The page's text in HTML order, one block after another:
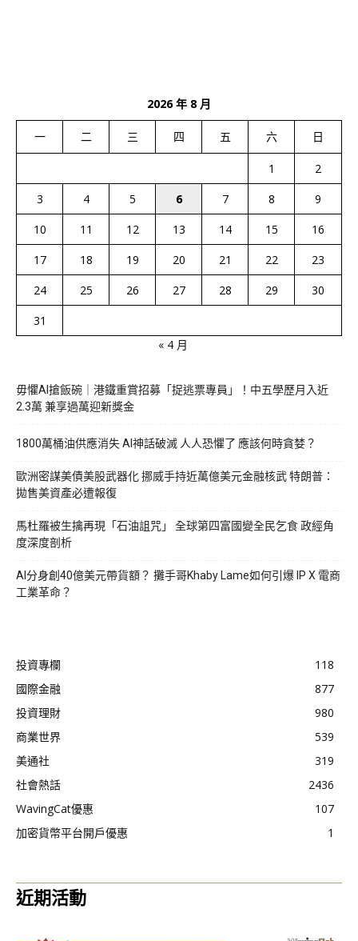
2026 年 8 月
一 二 三 四 五 六 日
1
2
3
4 5 6 7 8
9
10
11 12 13 14 15
16
17
18 19 20 21 22
23
24
25 26 27 28 29
30
31
« 4 月
毋懼AI搶飯碗｜港鐵重賞招募「捉逃票專員」！中五學歷月入近
2.3萬 兼享過萬迎新獎金
1800萬桶油供應消失 AI神話破滅 人人恐懼了 應該何時貪婪？
歐洲密謀美債美股武器化 挪威手持近萬億美元金融核武 特朗普：
拋售美資產必遭報復
馬杜羅被生擒再現「石油詛咒」 全球第四富國變全民乞食 政經角
度深度剖析
AI分身創40億美元帶貨額？ 攤手哥Khaby Lame如何引爆 IP X 電商
工業革命？
投資專欄
118
國際金融
877
投資理財
980
商業世界
539
美通社
319
社會熱話
2436
WavingCat優惠
107
加密貨幣平台開戶優惠
1
近期活動